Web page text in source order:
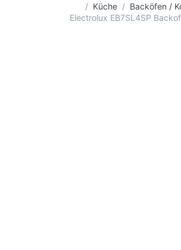
Startseite
Küche Backöfen /
Electrolux EB7SL4SP